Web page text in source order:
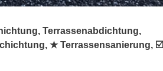
Terrassenabdichtung,
★ Terrassensanierung, ☑️